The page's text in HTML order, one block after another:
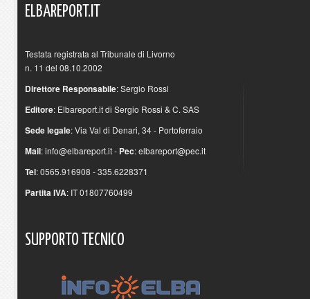
ELBAREPORT.IT
Testata registrata al Tribunale di Livorno
n. 11 del 08.10.2002
Direttore Responsabile: Sergio Rossi
Editore: Elbareport.it di Sergio Rossi & C. SAS
Sede legale: Via Val di Denari, 34 - Portoferraio
Mail:info@elbareport.it- Pec:elbareport@pec.it
Tel: 0565.916908 - 335.6228371
Partita IVA: IT 01807760499
SUPPORTO TECNICO